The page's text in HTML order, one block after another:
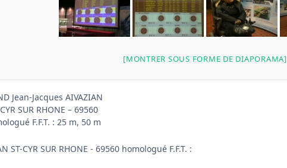
[MONTRER SOUS FORME DE DIAPORAMA]
Jean-Jacques AIVAZIAN
SUR RHONE – 69560
F.F.T. : 25 m, 50 m
ST-CYR SUR RHONE - 69560 homologué F.F.T. :